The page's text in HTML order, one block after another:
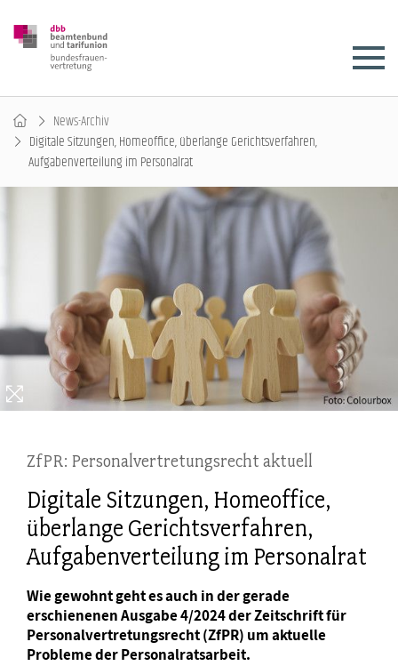
News-Archiv
Digitale Sitzungen, Homeoffice, überlange Gerichtsverfahren,
Aufgabenverteilung im Personalrat
ZfPR: Personalvertretungsrecht aktuell
Digitale Sitzungen, Homeoffice,
überlange Gerichtsverfahren,
Aufgabenverteilung im Personalrat
Wie gewohnt geht es auch in der gerade
erschienenen Ausgabe 4/2024 der Zeitschrift für
Personalvertretungsrecht (ZfPR) um aktuelle
Probleme der Personalratsarbeit.